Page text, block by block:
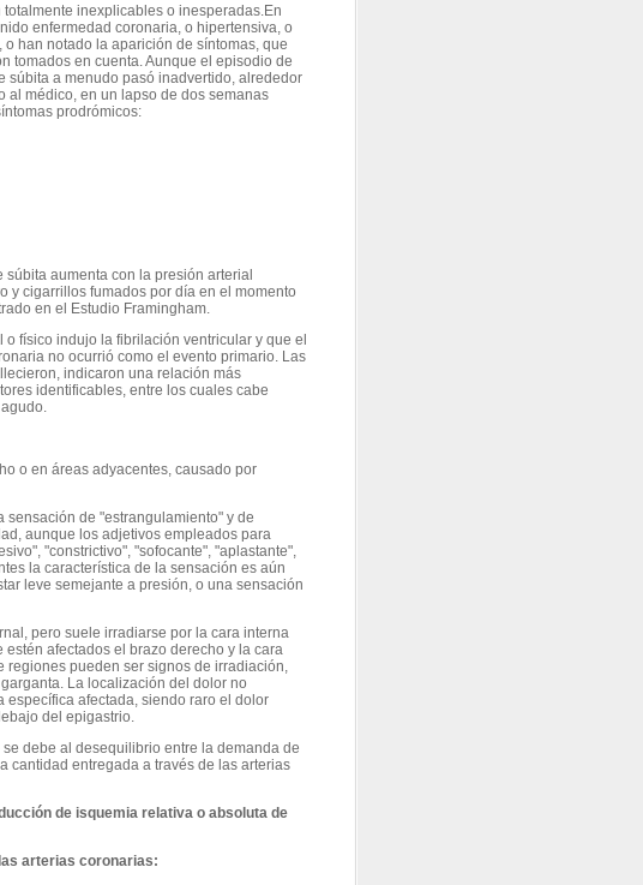
inexplicables o inesperadas.En
enfermedad coronaria, o hipertensiva, o
han notado la aparición de síntomas, que
tomados en cuenta. Aunque el episodio de
súbita a menudo pasó inadvertido, alrededor
al médico, en un lapso de dos semanas
prodrómicos:
aumenta con la presión arterial
y cigarrillos fumados por día en el momento
en el Estudio Framingham.
físico indujo la fibrilación ventricular y que el
no ocurrió como el evento primario. Las
indicaron una relación más
identificables, entre los cuales cabe
o en áreas adyacentes, causado por
de "estrangulamiento" y de
aunque los adjetivos empleados para
"constrictivo", "sofocante", "aplastante",
la característica de la sensación es aún
leve semejante a presión, o una sensación
pero suele irradiarse por la cara interna
afectados el brazo derecho y la cara
regiones pueden ser signos de irradiación,
La localización del dolor no
afectada, siendo raro el dolor
del epigastrio.
debe al desequilibrio entre la demanda de
cantidad entregada a través de las arterias
de isquemia relativa o absoluta de
arterias coronarias: